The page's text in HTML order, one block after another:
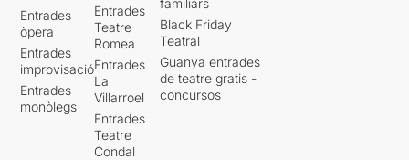
Entrades
òpera
Entrades
improvisació
Entrades
monòlegs
Entrades
Teatre
Romea
Entrades
La
Villarroel
Entrades
Teatre
Condal
Black Friday
Teatral
Guanya entrades
de teatre gratis -
concursos